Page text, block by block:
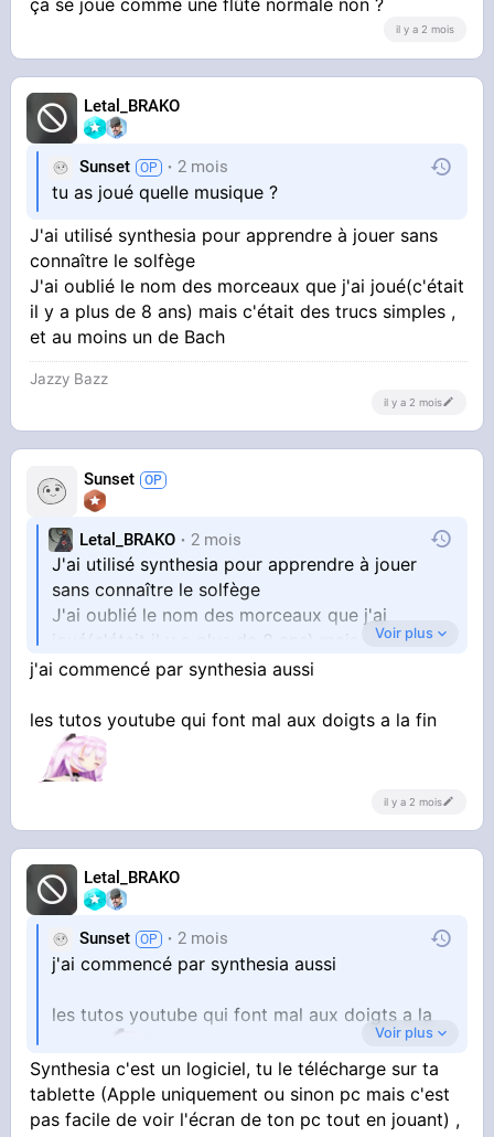
il y a 2 mois
Letal_BRAKO
Sunset 2 mois
tu as joué quelle musique ?
J'ai utilisé synthesia pour apprendre à jouer sans
connaître le solfège
J'ai oublié le nom des morceaux que j'ai joué(c'était
il y a plus de 8 ans) mais c'était des trucs simples ,
et au moins un de Bach
Jazzy Bazz
il y a 2 mois
Sunset
Letal_BRAKO 2 mois
J'ai utilisé synthesia pour apprendre à jouer
sans connaître le solfège
J'ai oublié le nom des morceaux que j'ai
joué(c'était il y a plus de 8 ans) mais c'était des
trucs simples , et au moins un de Bach
Voir plus
j'ai commencé par synthesia aussi
les tutos youtube qui font mal aux doigts a la fin
il y a 2 mois
Letal_BRAKO
Sunset 2 mois
j'ai commencé par synthesia aussi
les tutos youtube qui font mal aux doigts a la
fin
Voir plus
Synthesia c'est un logiciel, tu le télécharge sur ta
tablette (Apple uniquement ou sinon pc mais c'est
pas facile de voir l'écran de ton pc tout en jouant) ,